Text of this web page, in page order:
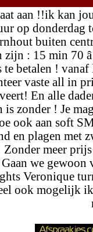
aan !!ik kan
op
buiten
zijn : 15 min 70
te betalen !
vaste all in
En alle
is zonder ! Je
ook aan soft
en plagen met
meer
we
ook mogelijk